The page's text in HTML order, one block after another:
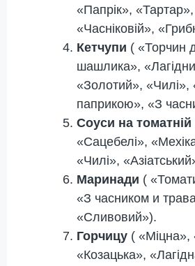
«Папрік», «Тартар»,
«Часніковій»,
Кетчупи ( «Торчин
шашлика»,
«Золотий», «Чилі»,
паприкою», «З
Соуси на томатній
«Сацебелі»,
«Чилі»,
Маринади (
«З часником и
«Сливовий»).
Горчицу ( «Міцна»,
«Козацька»,